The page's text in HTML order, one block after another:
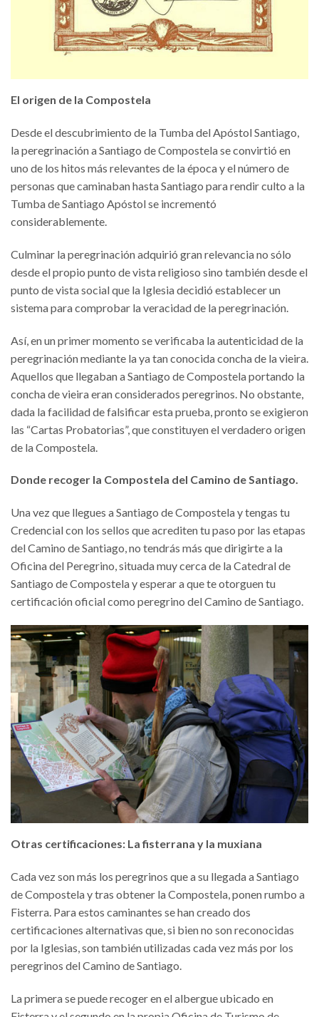
El origen de la Compostela
Desde el descubrimiento de la Tumba del Apóstol Santiago,
la peregrinación a Santiago de Compostela se convirtió en
uno de los hitos más relevantes de la época y el número de
personas que caminaban hasta Santiago para rendir culto a la
Tumba de Santiago Apóstol se incrementó
considerablemente.
Culminar la peregrinación adquirió gran relevancia no sólo
desde el propio punto de vista religioso sino también desde el
punto de vista social que la Iglesia decidió establecer un
sistema para comprobar la veracidad de la peregrinación.
Así, en un primer momento se verificaba la autenticidad de la
peregrinación mediante la ya tan conocida concha de la vieira.
Aquellos que llegaban a Santiago de Compostela portando la
concha de vieira eran considerados peregrinos. No obstante,
dada la facilidad de falsificar esta prueba, pronto se exigieron
las “Cartas Probatorias”, que constituyen el verdadero origen
de la Compostela.
Donde recoger la Compostela del Camino de Santiago.
Una vez que llegues a Santiago de Compostela y tengas tu
Credencial con los sellos que acrediten tu paso por las etapas
del Camino de Santiago, no tendrás más que dirigirte a la
Oficina del Peregrino, situada muy cerca de la Catedral de
Santiago de Compostela y esperar a que te otorguen tu
certificación oficial como peregrino del Camino de Santiago.
Otras certificaciones: La fisterrana y la muxiana
Cada vez son más los peregrinos que a su llegada a Santiago
de Compostela y tras obtener la Compostela, ponen rumbo a
Fisterra. Para estos caminantes se han creado dos
certificaciones alternativas que, si bien no son reconocidas
por la Iglesias, son también utilizadas cada vez más por los
peregrinos del Camino de Santiago.
La primera se puede recoger en el albergue ubicado en